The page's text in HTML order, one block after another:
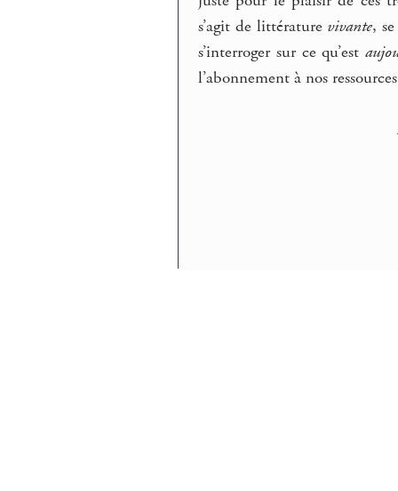
s’agit de littérature vivante,
s’interroger sur ce qu’est
l’abonnement à nos